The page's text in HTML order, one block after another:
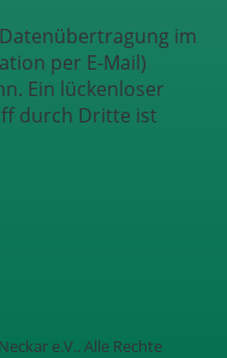
im
per E-Mail)
Ein lückenloser
durch Dritte ist
e.V.. Alle Rechte